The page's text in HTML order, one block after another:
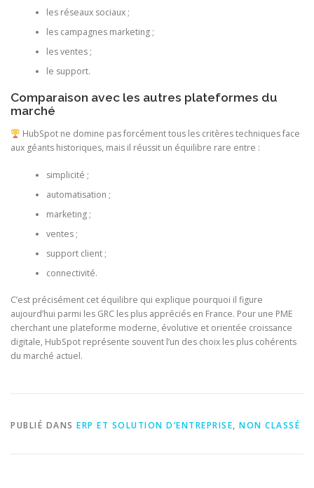
les réseaux sociaux ;
les campagnes marketing ;
les ventes ;
le support.
Comparaison avec les autres plateformes du
marché
HubSpot ne domine pas forcément tous les critères techniques face
aux géants historiques, mais il réussit un équilibre rare entre :
simplicité ;
automatisation ;
marketing ;
ventes ;
support client ;
connectivité.
C’est précisément cet équilibre qui explique pourquoi il figure
aujourd’hui parmi les GRC les plus appréciés en France. Pour une PME
cherchant une plateforme moderne, évolutive et orientée croissance
digitale, HubSpot représente souvent l’un des choix les plus cohérents
du marché actuel.
PUBLIÉ DANS ERP ET SOLUTION D’ENTREPRISE, NON CLASSÉ